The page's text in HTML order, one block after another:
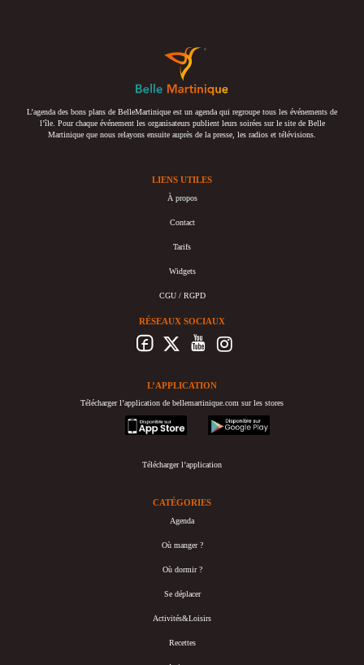
L’agenda des bons plans de BelleMartinique est un agenda qui regroupe tous les événements de
l’île. Pour chaque événement les organisateurs publient leurs soirées sur le site de Belle
Martinique que nous relayons ensuite auprès de la presse, les radios et télévisions.
LIENS UTILES
À propos
Contact
Tarifs
Widgets
CGU / RGPD
RÉSEAUX SOCIAUX
L’APPLICATION
Télécharger l’application de bellemartinique.com sur les stores
appstore
googleplay
Télécharger l’application
CATÉGORIES
Agenda
Où manger ?
Où dormir ?
Se déplacer
Activités&Loisirs
Recettes